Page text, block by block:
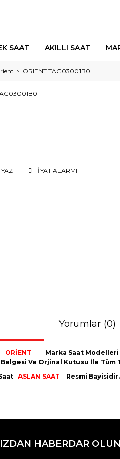
SAAT AKILLI SAAT
ORIENT TAG03001B0
FİYAT ALARMI
Yorumlar (0)
ORİENT Marka Saat
Ve Orjinal Kutusu İle
ASLAN SAAT Resmi Bayisidir.
teşekkür ederiz.
veya görüntülenemiyor.
HABERDAR OLUN